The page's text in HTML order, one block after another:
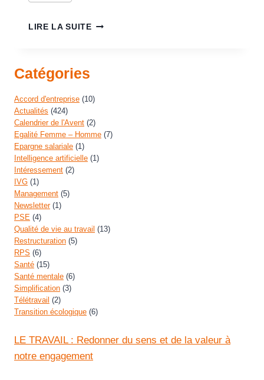
LIRE LA SUITE
Catégories
Accord d'entreprise (10)
Actualités (424)
Calendrier de l'Avent (2)
Egalité Femme – Homme (7)
Epargne salariale (1)
Intelligence artificielle (1)
Intéressement (2)
IVG (1)
Management (5)
Newsletter(1)
PSE (4)
Qualité de vie au travail (13)
Restructuration (5)
RPS (6)
Santé (15)
Santé mentale (6)
Simplification (3)
Télétravail (2)
Transition écologique (6)
LE TRAVAIL : Redonner du sens et de la valeur à
notre engagement